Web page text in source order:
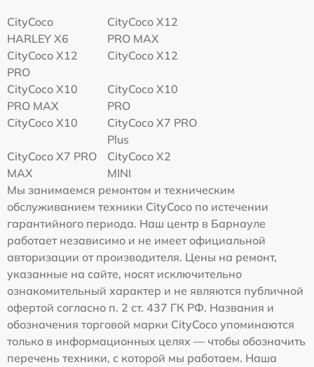
CityCoco
HARLEY X6
CityCoco X12
PRO MAX
CityCoco X12
PRO
CityCoco X12
CityCoco X10
PRO MAX
CityCoco X10
PRO
CityCoco X10
CityCoco X7 PRO
Plus
CityCoco X7 PRO
MAX
CityCoco X2
MINI
Мы занимаемся ремонтом и техническим
обслуживанием техники CityCoco по истечении
гарантийного периода. Наш центр в Барнауле
работает независимо и не имеет официальной
авторизации от производителя. Цены на ремонт,
указанные на сайте, носят исключительно
ознакомительный характер и не являются публичной
офертой согласно п. 2 ст. 437 ГК РФ. Названия и
обозначения торговой марки CityCoco упоминаются
только в информационных целях — чтобы обозначить
перечень техники, с которой мы работаем. Наша